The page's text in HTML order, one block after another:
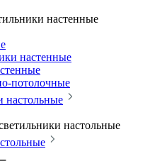
настенные
настенные
потолочные
настольные
настольные